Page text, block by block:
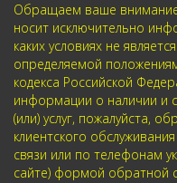
Обращаем ваше
носит исключительно
каких условиях не
определяемой
кодекса Российской
информации о наличии и
(или) услуг, пожалуйста,
клиентского
связи или по телефонам
сайте) формой обратной